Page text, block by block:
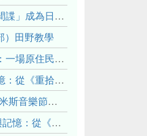
任角力下的情感伏流
）田野教學
熱會議的初步觀察
「我們的」立場性(positionality)
「對話觀察」
討「我們的」立場性(positionality)